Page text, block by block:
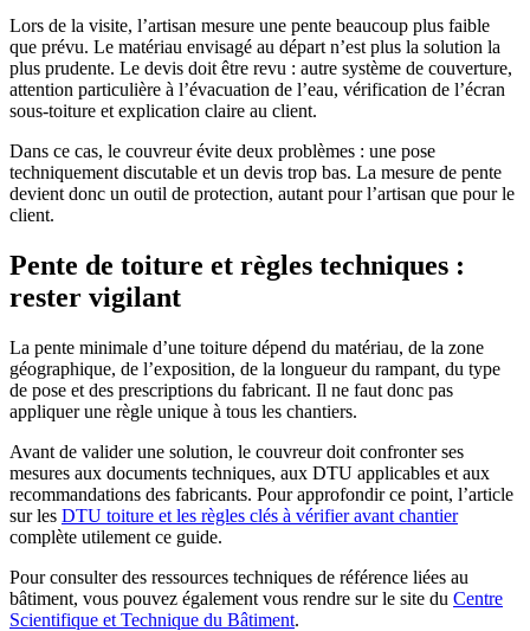
Lors de la visite, l’artisan mesure une pente beaucoup plus faible
que prévu. Le matériau envisagé au départ n’est plus la solution la
plus prudente. Le devis doit être revu : autre système de couverture,
attention particulière à l’évacuation de l’eau, vérification de l’écran
sous-toiture et explication claire au client.
Dans ce cas, le couvreur évite deux problèmes : une pose
techniquement discutable et un devis trop bas. La mesure de pente
devient donc un outil de protection, autant pour l’artisan que pour le
client.
Pente de toiture et règles techniques :
rester vigilant
La pente minimale d’une toiture dépend du matériau, de la zone
géographique, de l’exposition, de la longueur du rampant, du type
de pose et des prescriptions du fabricant. Il ne faut donc pas
appliquer une règle unique à tous les chantiers.
Avant de valider une solution, le couvreur doit confronter ses
mesures aux documents techniques, aux DTU applicables et aux
recommandations des fabricants. Pour approfondir ce point, l’article
sur les DTU toiture et les règles clés à vérifier avant chantier
complète utilement ce guide.
Pour consulter des ressources techniques de référence liées au
bâtiment, vous pouvez également vous rendre sur le site du Centre
Scientifique et Technique du Bâtiment.